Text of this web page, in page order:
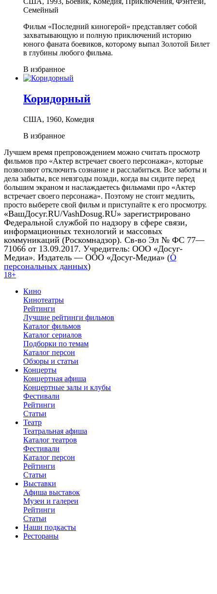
Семейный
Фильм «Последний киногерой» представляет собой
захватывающую и полную приключений историю
юного фаната боевиков, которому выпал Золотой Билет
в глубины любого фильма.
В избранное
Коридорный
США, 1960, Комедия
В избранное
Лучшем время препровождением можно считать просмотр
фильмов про «Актер встречает своего персонажа», которые
позволяют отключить сознание и расслабиться. Все заботы и
дела забыты, все невзгоды позади, когда вы сидите перед
большим экраном и наслаждаетесь фильмами про «Актер
встречает своего персонажа». Поэтому не стоит медлить,
просто выберете свой фильм и приступайте к его просмотру.
«ВашДосуг.RU/VashDosug.RU» зарегистрировано
Федеральной службой по надзору в сфере связи,
информационных технологий и массовых
коммуникаций (Роскомнадзор). Св-во Эл № ФС 77—
71066 от 13.09.2017. Учредитель: ООО «Досуг-
Медиа». Издатель — ООО «Досуг-Медиа» (О
персональных данных)
18+
Кино
Кинотеатры
Рейтинги
Лучшие рейтинги фильмов
Каталог фильмов
Каталог сериалов
Подборки по темам
Каталог персон
Обзоры и статьи
Концерты
Концертная афиша
Концертные залы и клубы
Фестивали
Рейтинги
Статьи
Театр
Театральная афиша
Каталог театров
Фестивали
Каталог персон
Рейтинги
Статьи
Выставки
Афиша выставок
Музеи и галереи
Рейтинги
Статьи
Наши подкасты
Рестораны